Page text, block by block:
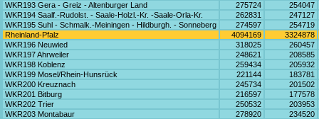
WKR193 Gera - Greiz - Altenburger Land
275724
254047
WKR194 Saalf.-Rudolst. - Saale-Holzl.-Kr. -Saale-Orla-Kr.
262831
247127
WKR195 Suhl - Schmalk.-Meiningen - Hildburgh. - Sonneberg
274597
254719
Rheinland-Pfalz
4094169
3324878
WKR196 Neuwied
318025
260457
WKR197 Ahrweiler
248621
208585
WKR198 Koblenz
259434
205932
WKR199 Mosel/Rhein-Hunsrück
221144
183781
WKR200 Kreuznach
245734
201502
WKR201 Bitburg
216597
177578
WKR202 Trier
250532
203953
WKR203 Montabaur
278920
234520